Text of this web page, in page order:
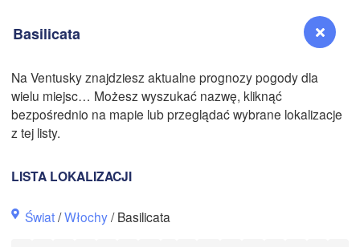
Basilicata
Na Ventusky znajdziesz aktualne prognozy pogody dla
wielu miejsc… Możesz wyszukać nazwę, kliknąć
bezpośrednio na mapie lub przeglądać wybrane lokalizacje
z tej listy.
LISTA LOKALIZACJI
Świat/Włochy/ Basilicata
San Jose
Reno
CALIFORNIA
NEVADA
N